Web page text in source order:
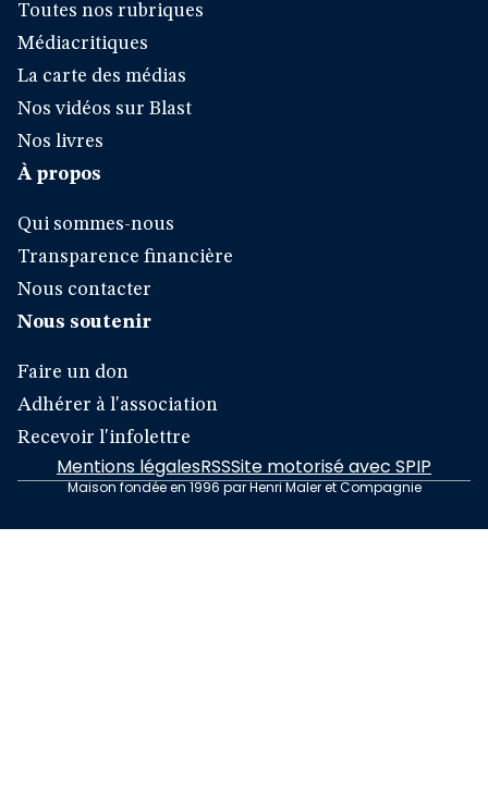
Toutes nos rubriques
Médiacritiques
La carte des médias
Nos vidéos sur Blast
Nos livres
À propos
Qui sommes-nous
Transparence financière
Nous contacter
Nous soutenir
Faire un don
Adhérer à l'association
Recevoir l'infolettre
Mentions légalesRSSSite motorisé avec SPIP
Maison fondée en 1996 par Henri Maler et Compagnie